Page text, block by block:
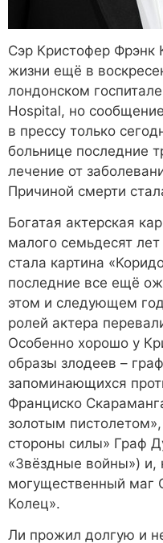
Сэр Кристофер Фрэнк
жизни ещё в
лондонском
Hospital, но
в прессу только
больнице последние
лечение от
Причиной смерти
Богатая актерская
малого семьдесят
стала картина
последние все ещё
этом и следующем
ролей актера
Особенно хорошо у
образы злодеев –
запоминающихся
Франциско
золотым
стороны силы» Граф
«Звёздные войны») и,
могущественный маг
Колец».
Ли прожил долгую и